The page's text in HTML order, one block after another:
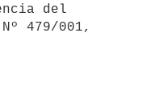
del
479/001,